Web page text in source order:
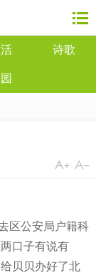
诗歌
区公安局户籍科
口子有说有
贝贝办好了北